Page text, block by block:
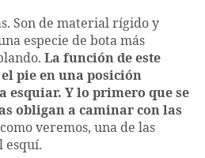
Son de material rígido y
especie de bota más
La función de este
pie en una posición
esquiar. Y lo primero que se
obligan a caminar con las
como veremos, una de las
esquí.